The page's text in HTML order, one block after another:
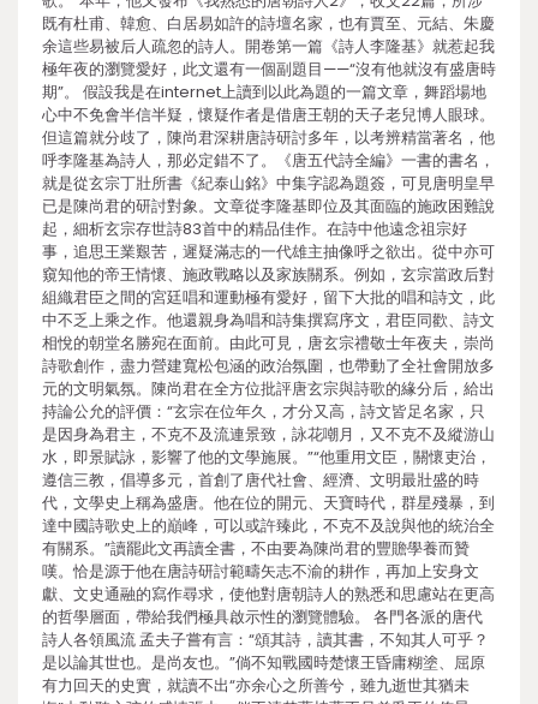
既有杜甫、韓愈、白居易如許的詩壇名家，也有賈至、元結、朱慶
余這些易被后人疏忽的詩人。開卷第一篇《詩人李隆基》就惹起我
極年夜的瀏覽愛好，此文還有一個副題目——“沒有他就沒有盛唐時
期”。 假設我是在internet上讀到以此為題的一篇文章，舞蹈場地
心中不免會半信半疑，懷疑作者是借唐王朝的天子老兒博人眼球。
但這篇就分歧了，陳尚君深耕唐詩研討多年，以考辨精當著名，他
呼李隆基為詩人，那必定錯不了。《唐五代詩全編》一書的書名，
就是從玄宗丁壯所書《紀泰山銘》中集字認為題簽，可見唐明皇早
已是陳尚君的研討對象。文章從李隆基即位及其面臨的施政困難說
起，細析玄宗存世詩83首中的精品佳作。在詩中他遠念祖宗好
事，追思王業艱苦，遲疑滿志的一代雄主抽像呼之欲出。從中亦可
窺知他的帝王情懷、施政戰略以及家族關系。例如，玄宗當政后對
組織君臣之間的宮廷唱和運動極有愛好，留下大批的唱和詩文，此
中不乏上乘之作。他還親身為唱和詩集撰寫序文，君臣同歡、詩文
相悅的朝堂名勝宛在面前。由此可見，唐玄宗禮敬士年夜夫，崇尚
詩歌創作，盡力營建寬松包涵的政治氛圍，也帶動了全社會開放多
元的文明氣氛。陳尚君在全方位批評唐玄宗與詩歌的緣分后，給出
持論公允的評價：“玄宗在位年久，才分又高，詩文皆足名家，只
是因身為君主，不克不及流連景致，詠花嘲月，又不克不及縱游山
水，即景賦詠，影響了他的文學施展。”“他重用文臣，關懷吏治，
遵信三教，倡導多元，首創了唐代社會、經濟、文明最壯盛的時
代，文學史上稱為盛唐。他在位的開元、天寶時代，群星殘暴，到
達中國詩歌史上的巔峰，可以或許臻此，不克不及說與他的統治全
有關系。”讀罷此文再讀全書，不由要為陳尚君的豐贍學養而贊
嘆。恰是源于他在唐詩研討範疇矢志不渝的耕作，再加上安身文
獻、文史通融的寫作尋求，使他對唐朝詩人的熟悉和思慮站在更高
的哲學層面，帶給我們極具啟示性的瀏覽體驗。 各門各派的唐代
詩人各領風流 孟夫子嘗有言：“頌其詩，讀其書，不知其人可乎？
是以論其世也。是尚友也。”倘不知戰國時楚懷王昏庸糊塗、屈原
有力回天的史實，就讀不出“亦余心之所善兮，雖九逝世其猶未